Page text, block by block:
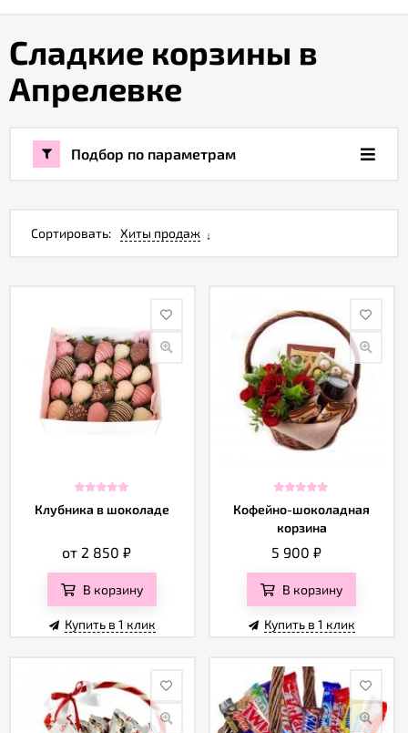
Гарантии
Публичная
оферта
Политика
Сладкие корзины в
Апрелевке
Подбор по параметрам
Сортировать: Хиты продаж
Клубника в шоколаде
от 2 850₽
В корзину
Купить в 1 клик
Кофейно-шоколадная
корзина
5 900 ₽
В корзину
Купить в 1 клик